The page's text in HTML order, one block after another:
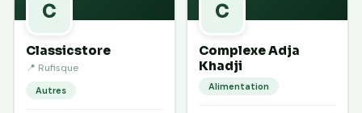
C
Classicstore
📍 Rufisque
Autres
C
Complexe Adja
Khadji
Alimentation